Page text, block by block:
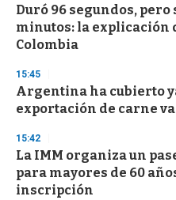
Duró 96 segundos,
minutos: la explicación
Colombia
15:45
Argentina ha cubierto
exportación de carne
15:42
La IMM organiza un
para mayores de 60
inscripción